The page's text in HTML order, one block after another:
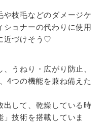
枝毛などのダメージケ
ショナーの代わりに使用
近づけそう♡
うねり・広がり防止、
4つの機能を兼ね備えた
出して、乾燥している時
技術を搭載していま